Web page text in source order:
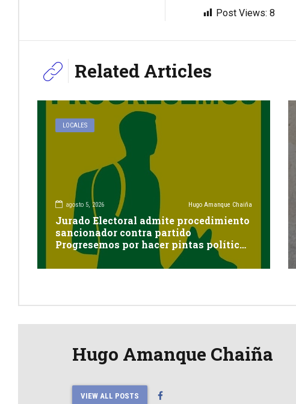
Post Views: 8
Related Articles
LOCALES
agosto 5, 2026 Hugo Amanque Chaiña
Jurado Electoral admite procedimiento
sancionador contra partido
Progresemos por hacer pintas políticas
sin autorización en Cayma
Hugo Amanque Chaiña
VIEW ALL POSTS